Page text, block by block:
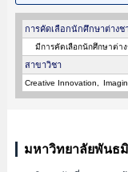
การคัดเลือกนักศึกษาต่างช
มีการคัดเลือกนักศึกษาต่า
สาขาวิชา
Creative Innovation
มหาวิทยาลัยพันธ